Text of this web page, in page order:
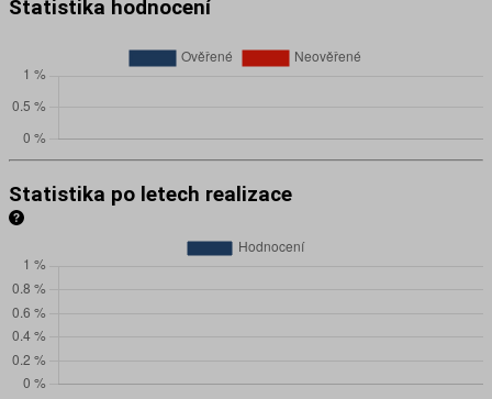
Statistika hodnocení
Statistika po letech realizace